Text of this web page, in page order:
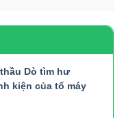
Dò tìm hư
kiện của tổ máy